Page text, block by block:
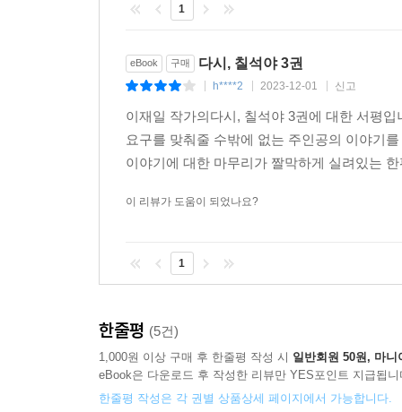
1
eBook 구매 다시, 칠석야 3권
h****2 2023-12-01 신고
이재일 작가의다시, 칠석야 3권에 대한 서평
요구를 맞춰줄 수밖에 없는 주인공의 이야기
이야기에 대한 마무리가 짤막하게 실려있는
이 리뷰가 도움이 되었나요?
1
한줄평 (5건)
1,000원 이상 구매 후 한줄평 작성 시 일반회원 50원, 마니
eBook은 다운로드 후 작성한 리뷰만 YES포인트 지급됩니
한줄평 작성은 각 권별 상품상세 페이지에서 가능합니다.